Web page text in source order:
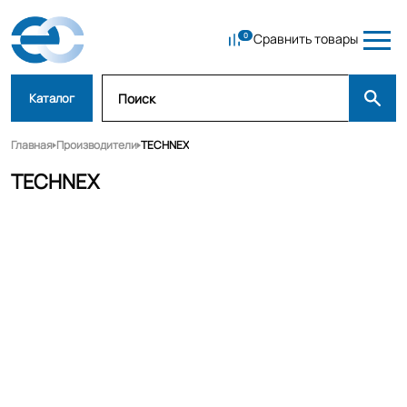
Сравнить товары
Каталог
Главная Производители TECHNEX
TECHNEX